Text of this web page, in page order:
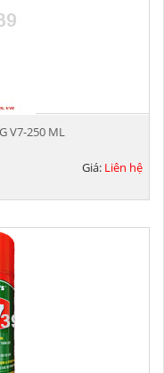
V7-250 ML
Giá: Liên hệ